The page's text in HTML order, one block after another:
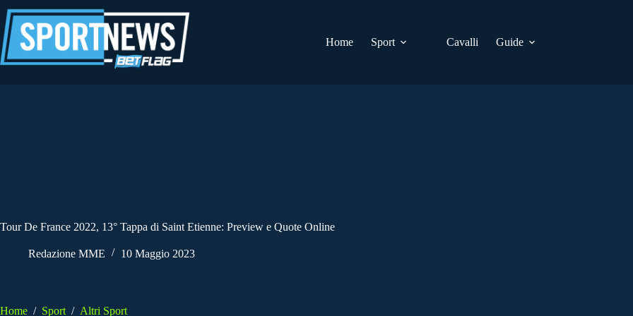
al
contenuto
Home
Sport Cavalli Guide
Tour De France 2022, 13° Tappa di Saint Etienne: Preview e Quote Online
Redazione MME 10 Maggio 2023
Home / Sport / Altri Sport